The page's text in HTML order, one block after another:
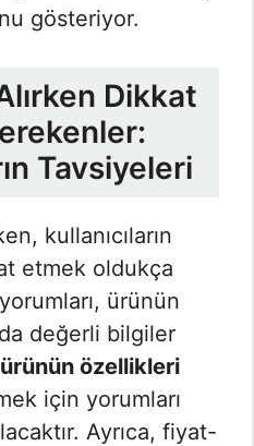
gösteriyor.
Dikkat
Tavsiyeleri
kullanıcıların
etmek oldukça
ürünün
değerli bilgiler
ürünün özellikleri
için yorumları
Ayrıca, fiyat-